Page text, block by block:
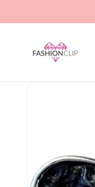
content